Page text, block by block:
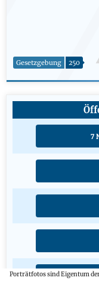
Gesetzgebung 250
7
Porträtfotos sind Eigentum